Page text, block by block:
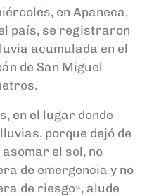
en Apaneca,
país, se registraron
acumulada en el
de San Miguel
en el lugar donde
porque dejó de
el sol, no
de emergencia y no
de riesgo», alude